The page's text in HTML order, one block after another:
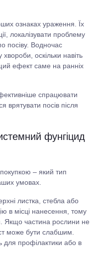
ознаках ураження. Їх
локалізувати проблему
посіву. Водночас
оскільки навіть
ефект саме на ранніх
спрацювати
врятувати посів після
фунгіцид
– який тип
умовах.
листка, стебла або
в місці нанесення, тому
Якщо частина рослини не
може бути слабшим.
для профілактики або в